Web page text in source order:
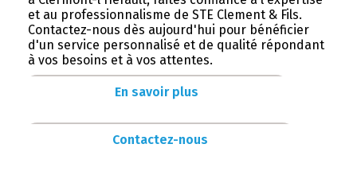
et au professionnalisme de STE Clement & Fils.
Contactez-nous dès aujourd'hui pour bénéficier
d'un service personnalisé et de qualité répondant
à vos besoins et à vos attentes.
En savoir plus
Contactez-nous